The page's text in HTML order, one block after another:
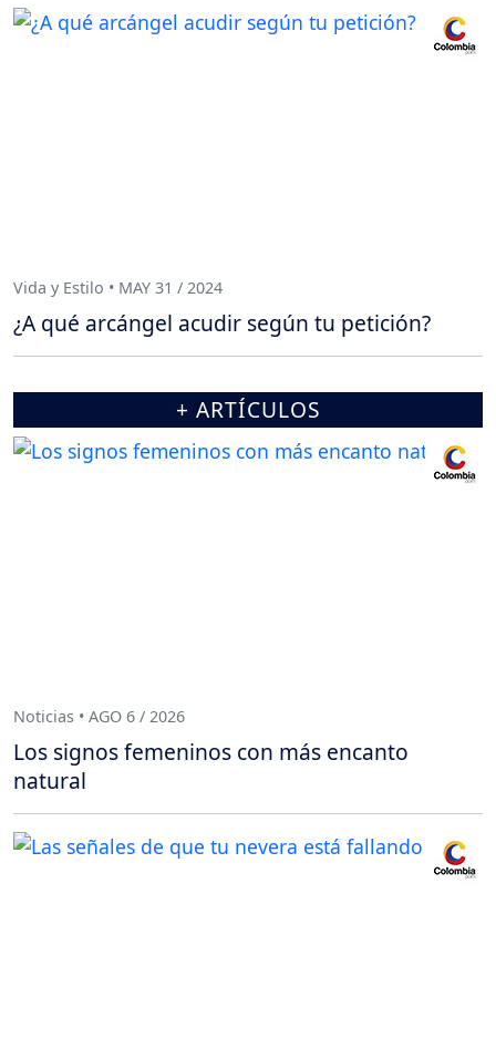
Vida y Estilo • MAY 31 / 2024
¿A qué arcángel acudir según tu petición?
+ ARTÍCULOS
Noticias • AGO 6 / 2026
Los signos femeninos con más encanto
natural